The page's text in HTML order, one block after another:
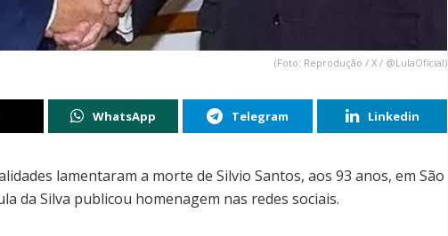
(Foto: Reprodução / X / @LulaOficial)
WhatsApp Telegram Linkedin
lamentaram a morte de Silvio Santos, aos 93 anos, em São
da Silva publicou homenagem nas redes sociais.